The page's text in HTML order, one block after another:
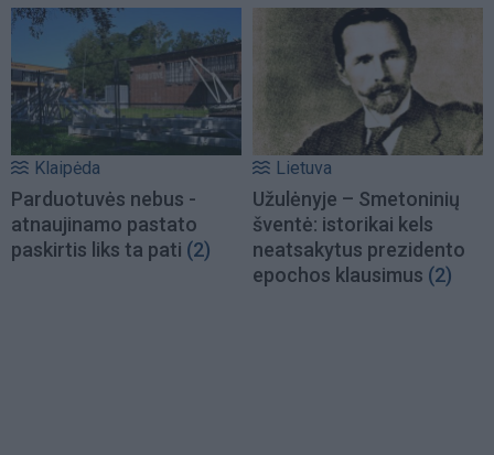
Klaipėda
Parduotuvės nebus -
atnaujinamo pastato
paskirtis liks ta pati (2)
Lietuva
Užulėnyje – Smetoninių
šventė: istorikai kels
neatsakytus prezidento
epochos klausimus (2)